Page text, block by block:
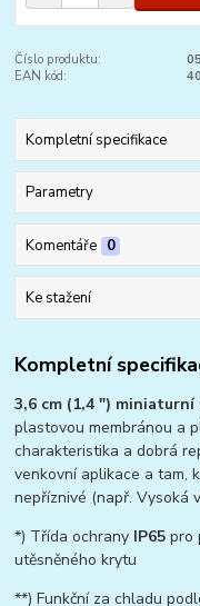
Číslo produktu:
EAN kód:
Kompletní specifikace
Parametry
Komentáře 0
Ke stažení
Kompletní
3,6 cm (1,4 ")
plastovou membránou a
charakteristika a dobrá
venkovní aplikace a tam,
nepříznivé (např. Vysoká
*) Třída ochrany IP65pro
utěsněného krytu
**) Funkční za chladu